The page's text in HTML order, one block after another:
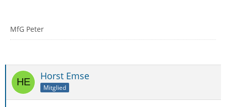
MfG Peter
Horst Emse
Mitglied